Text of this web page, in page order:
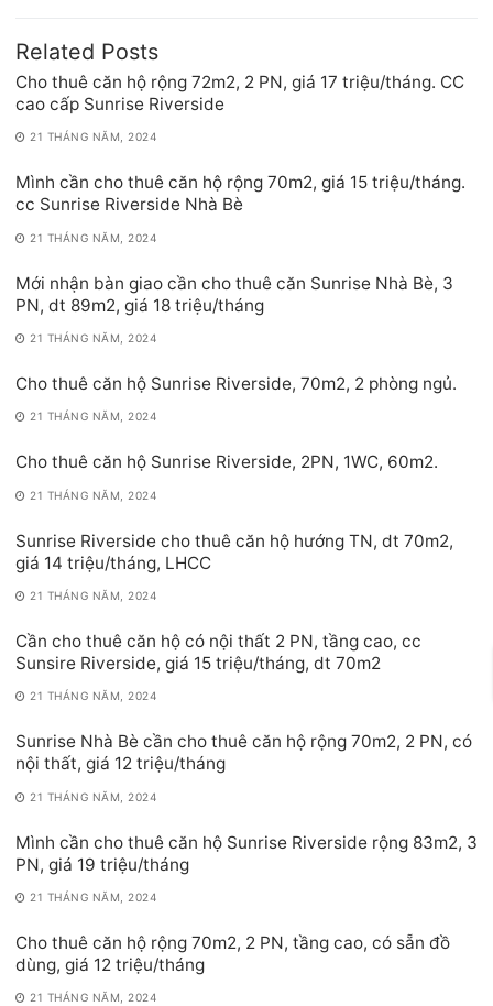
Related Posts
Cho thuê căn hộ rộng 72m2, 2 PN, giá 17 triệu/tháng. CC
cao cấp Sunrise Riverside
21 THÁNG NĂM, 2024
Mình cần cho thuê căn hộ rộng 70m2, giá 15 triệu/tháng.
cc Sunrise Riverside Nhà Bè
21 THÁNG NĂM, 2024
Mới nhận bàn giao cần cho thuê căn Sunrise Nhà Bè, 3
PN, dt 89m2, giá 18 triệu/tháng
21 THÁNG NĂM, 2024
Cho thuê căn hộ Sunrise Riverside, 70m2, 2 phòng ngủ.
21 THÁNG NĂM, 2024
Cho thuê căn hộ Sunrise Riverside, 2PN, 1WC, 60m2.
21 THÁNG NĂM, 2024
Sunrise Riverside cho thuê căn hộ hướng TN, dt 70m2,
giá 14 triệu/tháng, LHCC
21 THÁNG NĂM, 2024
Cần cho thuê căn hộ có nội thất 2 PN, tầng cao, cc
Sunsire Riverside, giá 15 triệu/tháng, dt 70m2
21 THÁNG NĂM, 2024
Sunrise Nhà Bè cần cho thuê căn hộ rộng 70m2, 2 PN, có
nội thất, giá 12 triệu/tháng
21 THÁNG NĂM, 2024
Mình cần cho thuê căn hộ Sunrise Riverside rộng 83m2, 3
PN, giá 19 triệu/tháng
21 THÁNG NĂM, 2024
Cho thuê căn hộ rộng 70m2, 2 PN, tầng cao, có sẵn đồ
dùng, giá 12 triệu/tháng
21 THÁNG NĂM, 2024